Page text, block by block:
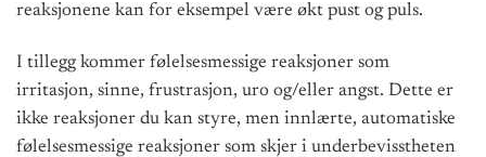
reaksjonene kan for eksempel være økt pust og puls.
I tillegg kommer følelsesmessige reaksjoner som
irritasjon, sinne, frustrasjon, uro og/eller angst. Dette er
ikke reaksjoner du kan styre, men innlærte, automatiske
følelsesmessige reaksjoner som skjer i underbevisstheten